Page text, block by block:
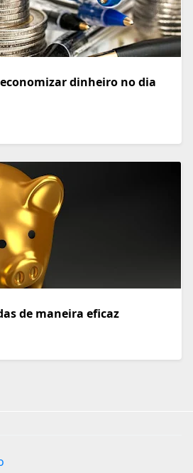
dinheiro no dia
de maneira eficaz